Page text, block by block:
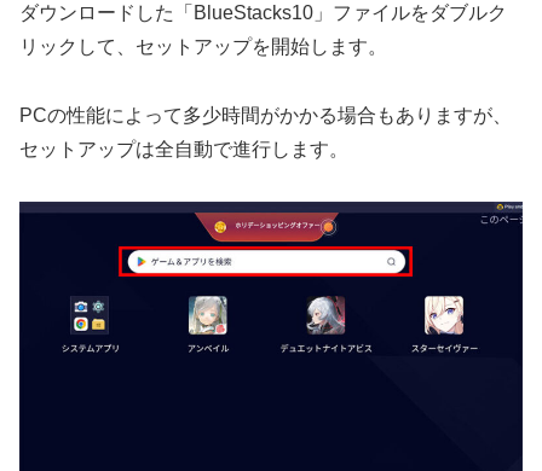
ダウンロードした「BlueStacks10」ファイルをダブルク
リックして、セットアップを開始します。
PCの性能によって多少時間がかかる場合もありますが、
セットアップは全自動で進行します。